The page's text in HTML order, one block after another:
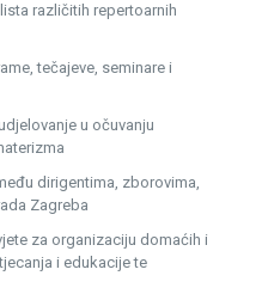
različitih repertoarnih
tečajeve, seminare i
u očuvanju
dirigentima, zborovima,
Zagreba
za organizaciju domaćih i
i edukacije te